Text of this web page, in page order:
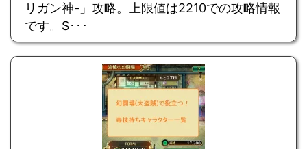
リガン神-」攻略。上限値は2210での攻略情報
です。S･･･